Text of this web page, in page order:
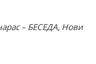
– БЕСЕДА, Нови